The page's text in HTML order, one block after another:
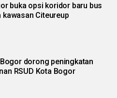
buka opsi koridor baru bus
Citeureup
Bogor dorong peningkatan
RSUD Kota Bogor